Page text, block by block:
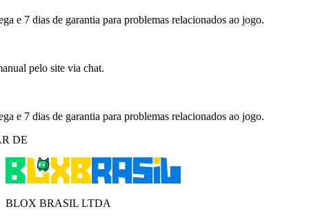
e 7 dias de garantia para problemas relacionados ao jogo.
pelo site via chat.
e 7 dias de garantia para problemas relacionados ao jogo.
DE
BLOX BRASIL LTDA